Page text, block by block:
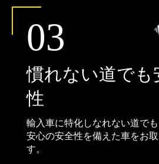
03
慣れない道でも
性
輸入車に特化しなれない道でも
安心の安全性を備えた車をお
す。